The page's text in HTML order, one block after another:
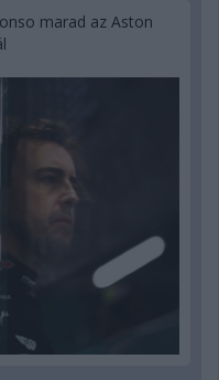
marad az Aston